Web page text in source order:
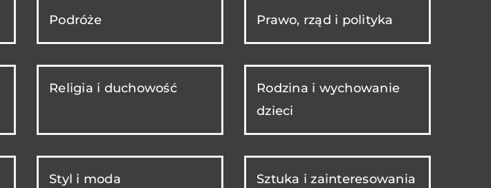
Podróże Prawo, rząd i polityka
Religia i duchowość
Rodzina i wychowanie
dzieci
Styl i moda Sztuka i zainteresowania